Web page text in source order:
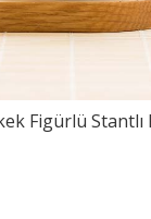
Figürlü Stantlı